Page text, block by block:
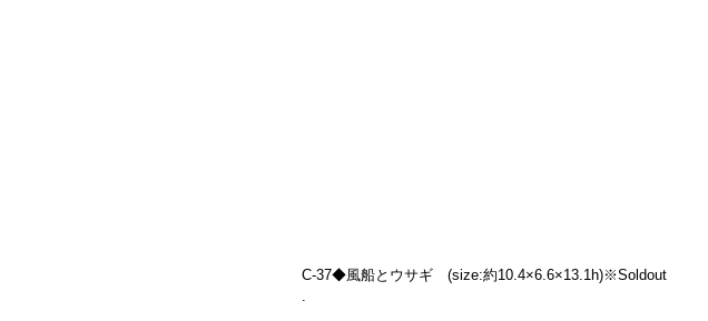
C-37◆風船とウサギ　(size:約10.4×6.6×13.1h)※Soldout